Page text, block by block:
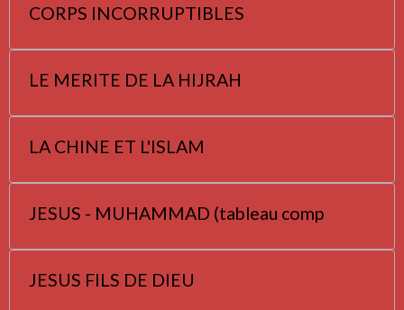
CORPS INCORRUPTIBLES
LE MERITE DE LA HIJRAH
LA CHINE ET L'ISLAM
JESUS - MUHAMMAD (tableau comp
JESUS FILS DE DIEU